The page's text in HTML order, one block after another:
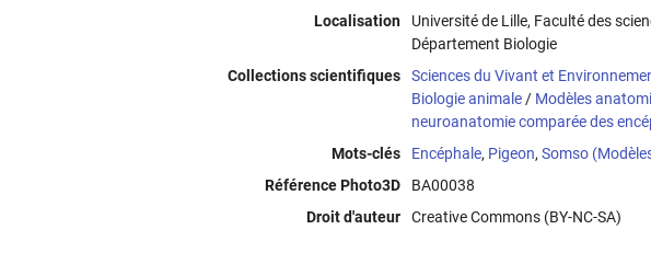
Localisation
Université de Lille, Faculté des
Département Biologie
Collections scientifiques
Sciences du Vivant et
Biologie animale/ Modèles
neuroanatomie comparée des
Mots-clés
Encéphale, Pigeon, Somso
Référence Photo3D
BA00038
Droit d'auteur
Creative Commons (BY-NC-SA)